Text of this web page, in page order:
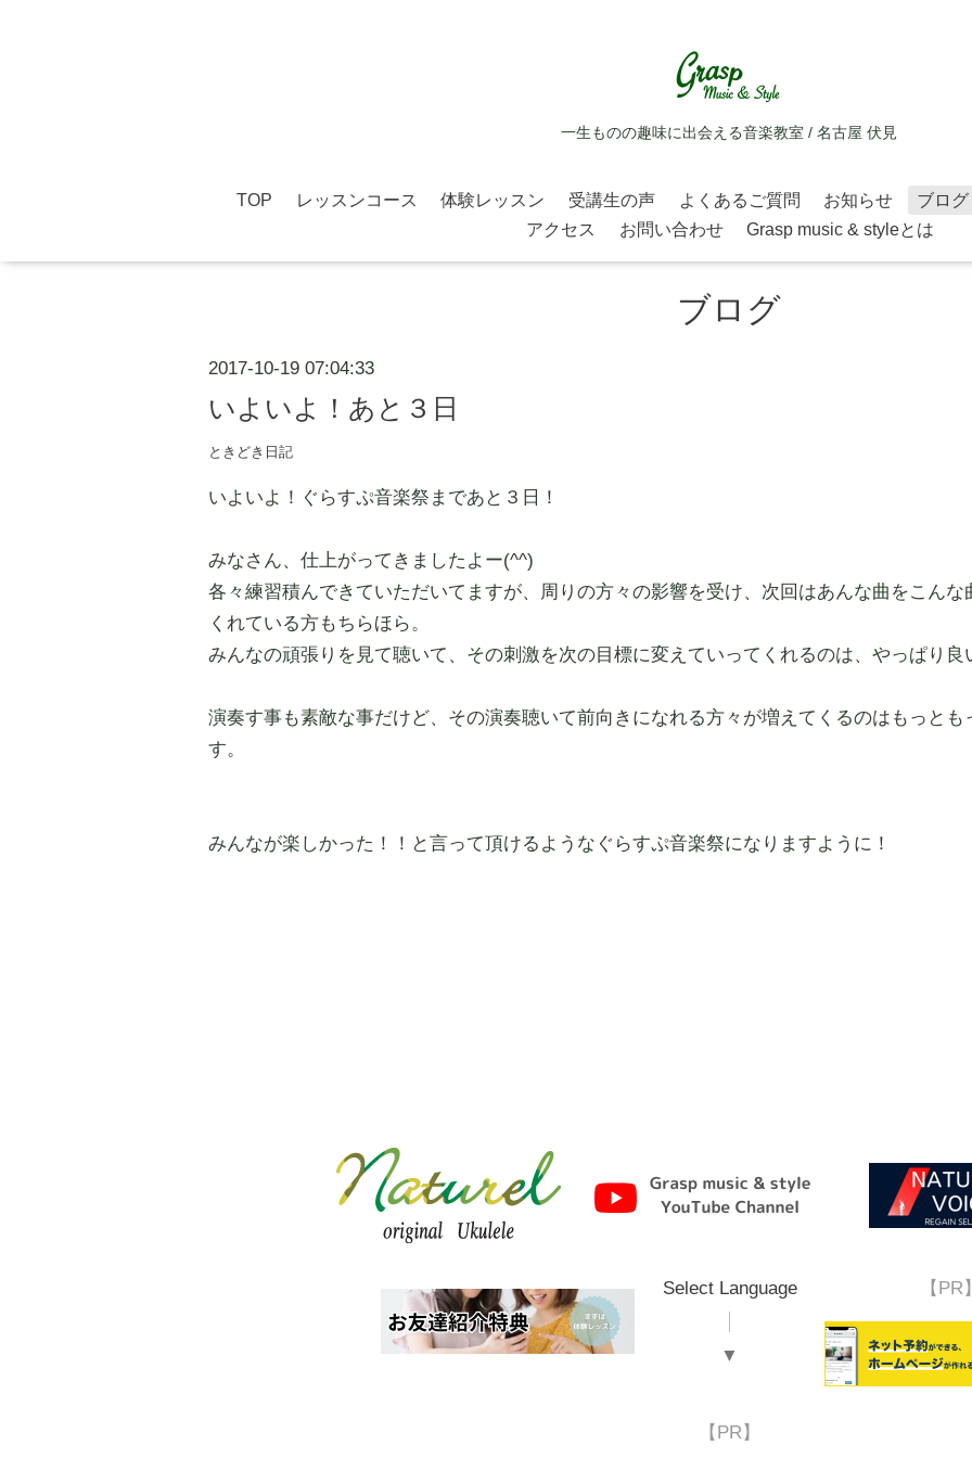
一生ものの趣味に出会える音楽教室 / 名古屋 伏見
TOP レッスンコース 体験レッスン 受講生の声 よくあるご質問 お知らせ
ブログ
アクセス
お問い合わせ Grasp music & styleとは
ブログ
2017-10-19 07:04:33
いよいよ！あと３日
ときどき日記
いよいよ！ぐらすぷ音楽祭まであと３日！
みなさん、仕上がってきましたよー(^^)
各々練習積んできていただいてますが、周りの方々の影響を受け、次回はあんな曲をこん
くれている方もちらほら。
みんなの頑張りを見て聴いて、その刺激を次の目標に変えていってくれるのは、やっぱり良
演奏す事も素敵な事だけど、その演奏聴いて前向きになれる方々が増えてくるのはもっと
す。
みんなが楽しかった！！と言って頂けるようなぐらすぷ音楽祭になりますように！
Select Language
▼
【PR
【PR】